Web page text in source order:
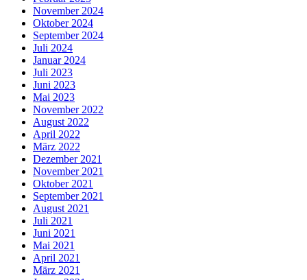
November 2024
Oktober 2024
September 2024
Juli 2024
Januar 2024
Juli 2023
Juni 2023
Mai 2023
November 2022
August 2022
April 2022
März 2022
Dezember 2021
November 2021
Oktober 2021
September 2021
August 2021
Juli 2021
Juni 2021
Mai 2021
April 2021
März 2021